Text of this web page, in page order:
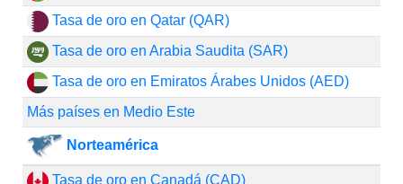
Tasa de oro en Qatar (QAR)
Tasa de oro en Arabia Saudita (SAR)
Tasa de oro en Emiratos Árabes Unidos (AED)
Más países en Medio Este
Norteamérica
Tasa de oro en Canadá (CAD)